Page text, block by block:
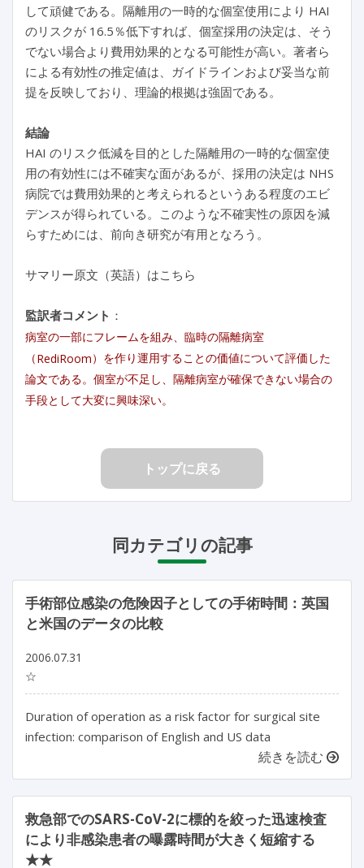
して頑健である。隔離用の一時的な個室使用により HAI
のリスクが 16.5％低下すれば、個室採用の決定は、そう
でない場合より費用効果的となる可能性が高い。著者ら
による有効性の推定値は、ガイドラインおよび妥当な前
提を反映しており、理論的根拠は強固である。
結論
HAI のリスク低減を目的とした隔離用の一時的な個室使
用の有効性には不確実な面があるが、採用の決定は NHS
病院では費用効果的と考えられるというある程度のエビ
デンスが得られている。このような不確実性の原因を減
らすためには、前向き研究が有用となろう。
サマリー原文（英語）はこちら
監訳者コメント ：
病室の一部にフレームを組み、臨時の隔離病室
（RediRoom）を作り運用することの価値について評価した
論文である。個室が不足し、隔離病室が確保できない場合の
手段として大変に興味深い。
トップに戻る
同カテゴリの記事
手術部位感染の危険因子としての手術時間：英国
と米国のデータの比較
2006.07.31
☆
Duration of operation as a risk factor for surgical site
infection: comparison of English and US data
続きを読む
救急部でのSARS-CoV-2に標的を絞った迅速検査
により非感染患者の曝露時間が大きく短縮する
★★